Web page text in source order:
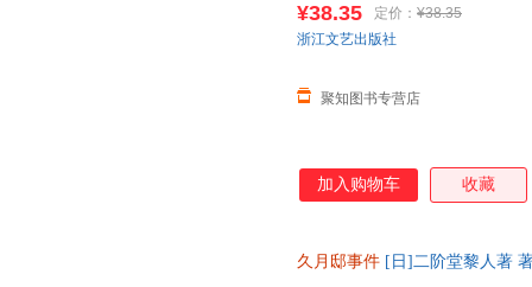
¥38.35 定价： ¥38.35
聚知图书专营店
浙江文艺出版社
加入购物车 收藏
久月邸事件 [日]二阶堂黎人著